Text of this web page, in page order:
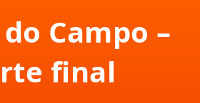
Campo –
final